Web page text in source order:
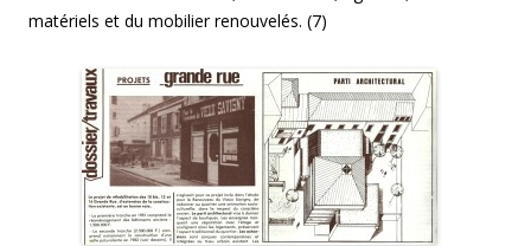
matériels et du mobilier renouvelés. (7)